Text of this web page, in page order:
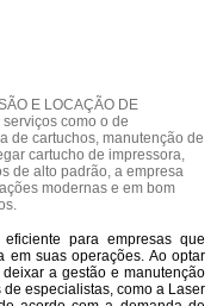
E LOCAÇÃO DE
como o de
de cartuchos, manutenção de
cartucho de impressora,
de alto padrão, a empresa
modernas e em bom
para empresas que
em suas operações. Ao optar
a gestão e manutenção
especialistas, como a Laser